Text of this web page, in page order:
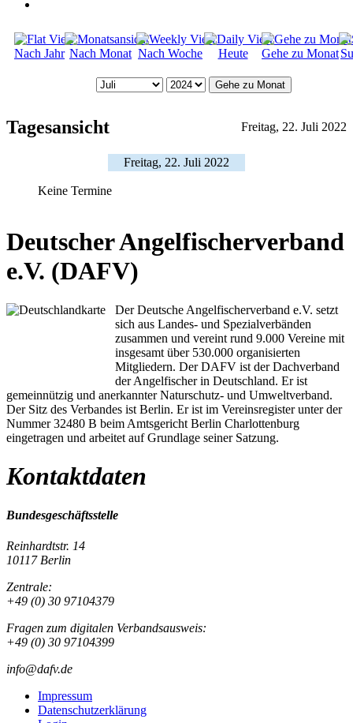
Nach Jahr Nach Monat Nach Woche Heute Gehe zu Monat
Gehe zu Monat
Tagesansicht Freitag, 22. Juli 2022
Freitag, 22. Juli 2022
Keine Termine
Deutscher Angelfischerverband
e.V. (DAFV)
Der Deutsche Angelfischerverband e.V. setzt
sich aus Landes- und Spezialverbänden
zusammen und vereint rund 9.000 Vereine mit
insgesamt über 530.000 organisierten
Mitgliedern. Der DAFV ist der Dachverband
der Angelfischer in Deutschland. Er ist
gemeinnützig und anerkannter Naturschutz- und Umweltverband.
Der Sitz des Verbandes ist Berlin. Er ist im Vereinsregister unter der
Nummer 32480 B beim Amtsgericht Berlin Charlottenburg
eingetragen und arbeitet auf Grundlage seiner Satzung.
Kontaktdaten
Bundesgeschäftsstelle
Reinhardtstr. 14
10117 Berlin
Zentrale:
+49 (0) 30 97104379
Fragen zum digitalen Verbandsausweis:
+49 (0) 30 97104399
info@dafv.de
Impressum
Datenschutzerklärung